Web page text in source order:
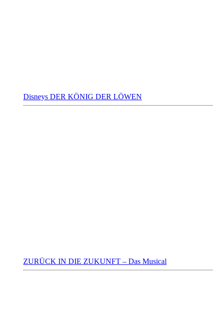
Disneys DER KÖNIG DER LÖWEN
ZURÜCK IN DIE ZUKUNFT – Das Musical